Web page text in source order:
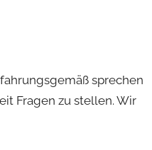
sprechen
Fragen zu stellen. Wir